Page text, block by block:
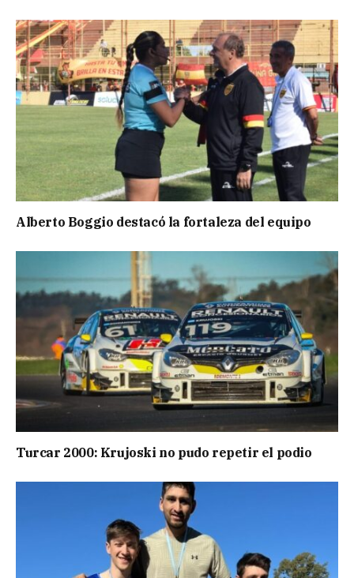
Alberto Boggio destacó la fortaleza del equipo
Turcar 2000: Krujoski no pudo repetir el podio